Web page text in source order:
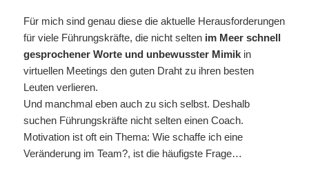
Für mich sind genau diese die aktuelle Herausforderungen
für viele Führungskräfte, die nicht selten im Meer schnell
gesprochener Worte und unbewusster Mimik in
virtuellen Meetings den guten Draht zu ihren besten
Leuten verlieren.
Und manchmal eben auch zu sich selbst. Deshalb
suchen Führungskräfte nicht selten einen Coach.
Motivation ist oft ein Thema: Wie schaffe ich eine
Veränderung im Team?, ist die häufigste Frage…